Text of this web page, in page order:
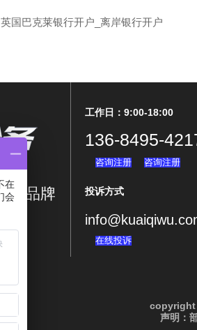
英国巴克莱银行开户_离岸银行开户
务品牌
工作日：9:00-18:00
136-8495-
咨询注册 咨询注册
投诉方式
在线投诉
copyright
声明：
在
会